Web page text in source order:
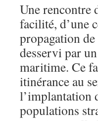
Une rencontre
facilité, d’une
propagation
desservi par
maritime. Ce
itinérance au
l’implantation
populations